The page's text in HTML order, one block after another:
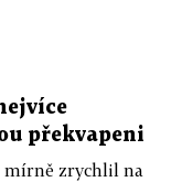
překvapeni
mírně zrychlil na